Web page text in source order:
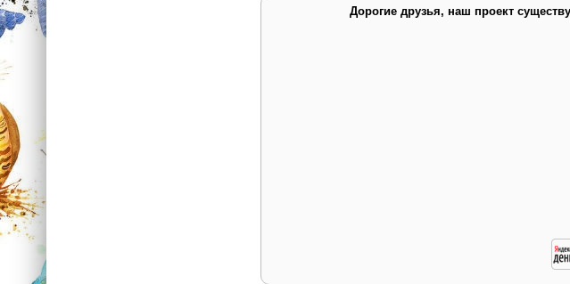
Дорогие друзья, наш проект